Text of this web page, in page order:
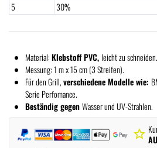
Material:Klebstoff PVC, leicht zu schneiden.
Messung: 1 m x 15 cm (3 Streifen).
Für den Grill,verschiedene Modelle wie:
Serie Perfomance.
Beständig gegenWasser und UV-Strahlen.
5
30%
star_border